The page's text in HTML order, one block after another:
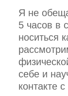
Я не
5 часов в
носиться
себе и
контакте